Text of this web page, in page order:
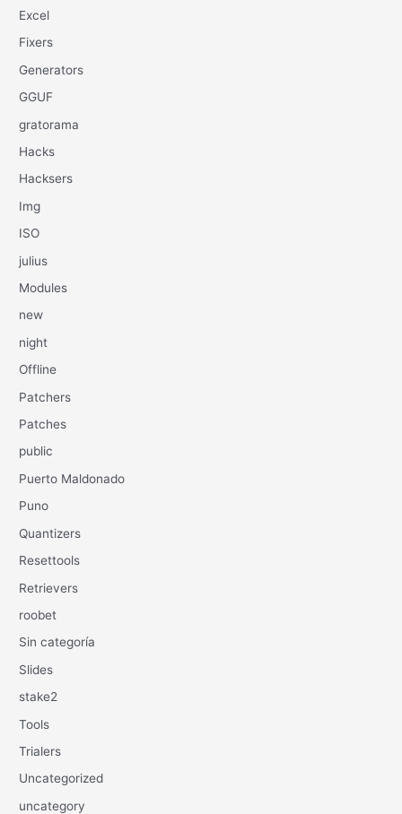
Excel
Fixers
Generators
GGUF
gratorama
Hacks
Hacksers
Img
ISO
julius
Modules
new
night
Offline
Patchers
Patches
public
Puerto Maldonado
Puno
Quantizers
Resettools
Retrievers
roobet
Sin categoría
Slides
stake2
Tools
Trialers
Uncategorized
uncategory